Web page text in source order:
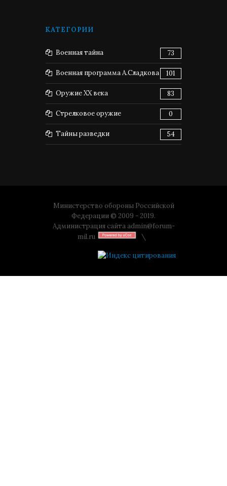
КАТЕГОРИИ
Военная тайна 73
Военная программа А.Сладкова 101
Оружие XX века 83
Стрелковое оружие 0
Тайны разведки 54
Министерство обороны Российской
Федерации © 2009 - 2019.
Администрация сайта admin@forum-
mil.ru